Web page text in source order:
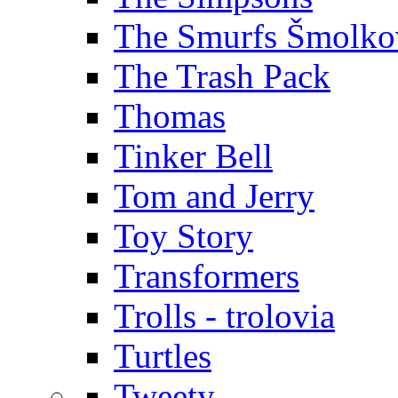
The Smurfs
The Trash Pack
Thomas
Tinker Bell
Tom and Jerry
Toy Story
Transformers
Trolls - trolovia
Turtles